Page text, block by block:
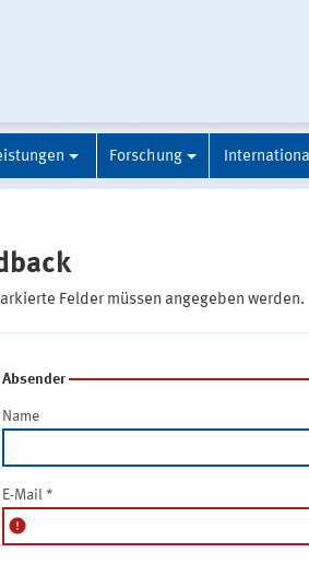
Forschung
Felder müssen angegeben werden.
Absender
Name
E-Mail *
error